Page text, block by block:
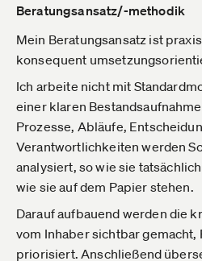
Beratungsansatz/-methodik
Mein Beratungsansatz ist
konsequent
Ich arbeite nicht mit
einer klaren
Prozesse, Abläufe,
Verantwortlichkeiten werden
analysiert, so wie sie
wie sie auf dem Papier stehen.
Darauf aufbauend werden die
vom Inhaber sichtbar
priorisiert. Anschließend